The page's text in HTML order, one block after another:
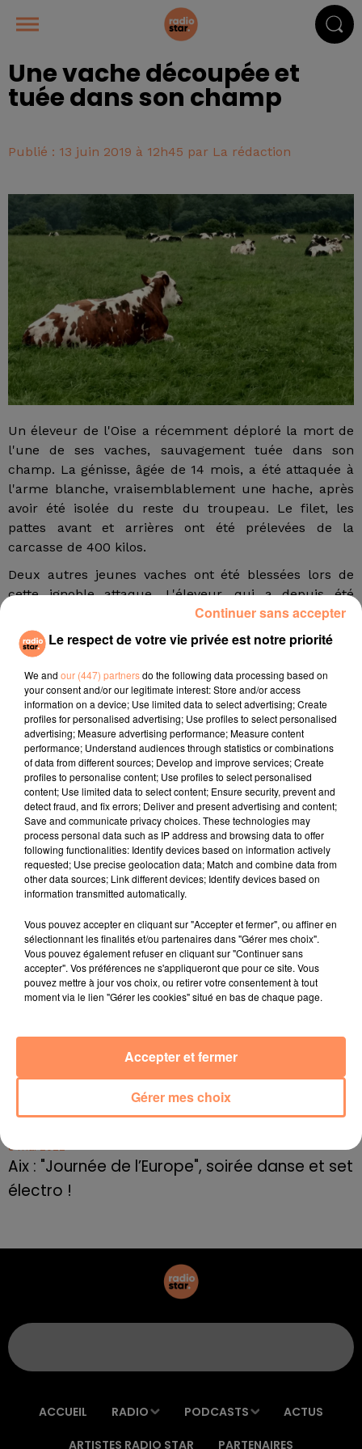
Une vache découpée et
tuée dans son champ
Publié : 13 juin 2019 à 12h45 par La rédaction
Un éleveur de l'Oise a récemment déploré la mort de
l'une de ses vaches, sauvagement tuée dans son
champ. La génisse, âgée de 14 mois, a été attaquée à
l'arme blanche, vraisemblablement une hache, après
avoir été isolée du reste du troupeau. Le filet, les
pattes avant et arrières ont été prélevées de la
carcasse de 400 kilos.
Deux autres jeunes vaches ont été blessées lors de
cette ignoble attaque. L'éleveur, qui a depuis été
indemnisé, doit déposer plainte auprès de la
gendarmerie. La loi punit de deux ans
d'emprisonnement et d'une amende de 30.000 euros
de tels actes.
fil actus
4 juillet 2022
Radio Star Live avec Dadju
27 juin 2022
Marseille : une application pour mettre en
relation extras et...
27 juin 2022
Le cocholed pour jouer à la pétanque
jusqu'au bout de la nuit !
10 mai 2022
Toulon : des quais électrifiés pour 2023 !
10 mai 2022
Cassis organise sa traditionnelle "Fête du vin"
8 mai 2022
Le rappeur marseillais Soprano invité de
E=M6
8 mai 2022
Aix : "Journée de l’Europe", soirée danse et set
électro !
ACCUEIL RADIO PODCASTS ACTUS
ARTISTES RADIO STAR PARTENAIRES
Le respect de votre vie privée est notre priorité
We and our (447) partnersdo the following data processing based on
your consent and/or our legitimate interest: Store and/or access
information on a device; Use limited data to select advertising; Create
profiles for personalised advertising; Use profiles to select personalised
advertising; Measure advertising performance; Measure content
performance; Understand audiences through statistics or combinations
of data from different sources; Develop and improve services; Create
profiles to personalise content; Use profiles to select personalised
content; Use limited data to select content; Ensure security, prevent and
detect fraud, and fix errors; Deliver and present advertising and content;
Save and communicate privacy choices. These technologies may
process personal data such as IP address and browsing data to offer
following functionalities: Identify devices based on information actively
requested; Use precise geolocation data; Match and combine data from
other data sources; Link different devices; Identify devices based on
information transmitted automatically.
Vous pouvez accepter en cliquant sur "Accepter et fermer", ou affiner en
sélectionnant les finalités et/ou partenaires dans "Gérer mes choix".
Vous pouvez également refuser en cliquant sur "Continuer sans
accepter". Vos préférences ne s'appliqueront que pour ce site. Vous
pouvez mettre à jour vos choix, ou retirer votre consentement à tout
moment via le lien "Gérer les cookies" situé en bas de chaque page.
Gérer mes choix
Accepter et fermer
Continuer sans accepter